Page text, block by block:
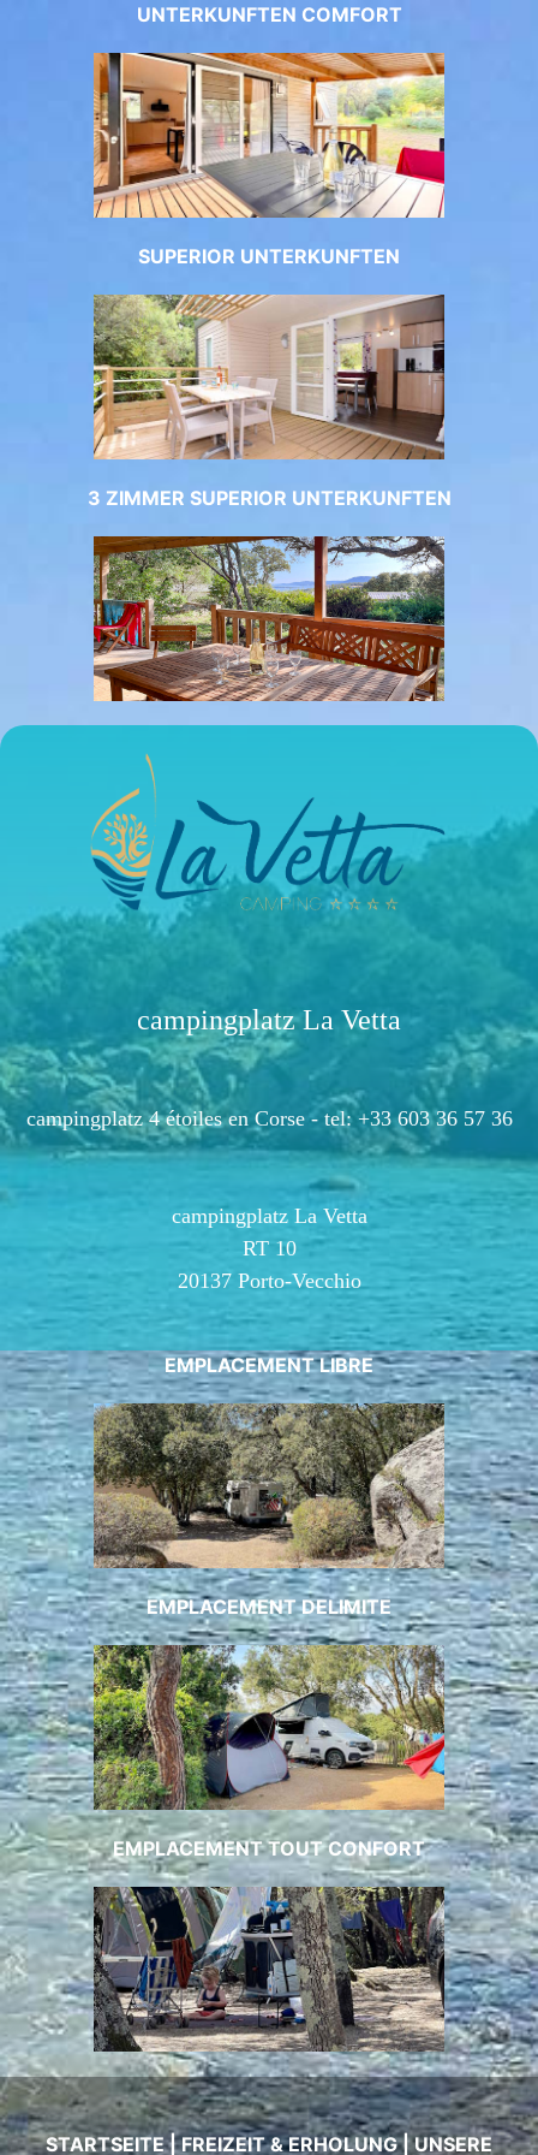
UNTERKUNFTEN COMFORT
SUPERIOR UNTERKUNFTEN
3 ZIMMER SUPERIOR UNTERKUNFTEN
campingplatz La Vetta
campingplatz 4 étoiles en Corse - tel: +33 603 36 57 36
campingplatz La Vetta
RT 10
20137 Porto-Vecchio
EMPLACEMENT LIBRE
EMPLACEMENT DELIMITE
EMPLACEMENT TOUT CONFORT
STARTSEITE|FREIZEIT & ERHOLUNG|UNSERE